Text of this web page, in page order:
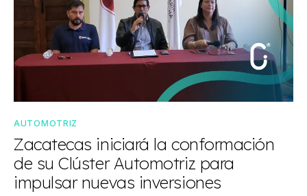
AUTOMOTRIZ
Zacatecas iniciará la conformación
de su Clúster Automotriz para
impulsar nuevas inversiones